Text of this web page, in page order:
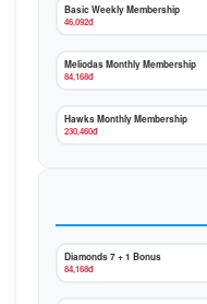
Basic Weekly Membership
46,092đ
Meliodas Monthly Membership
84,168đ
Hawks Monthly Membership
230,460đ
Diamonds 7 + 1 Bonus
84,168đ